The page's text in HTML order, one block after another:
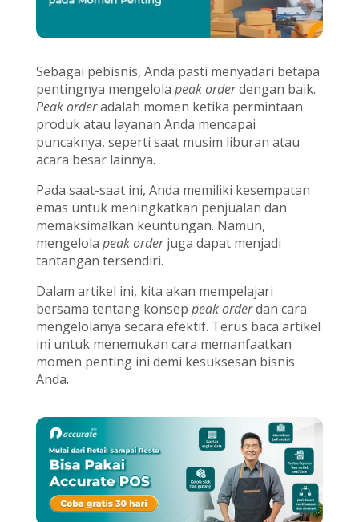
Sebagai pebisnis, Anda pasti menyadari betapa
pentingnya mengelola peak orderdengan baik.
Peak orderadalah momen ketika permintaan
produk atau layanan Anda mencapai
puncaknya, seperti saat musim liburan atau
acara besar lainnya.
Pada saat-saat ini, Anda memiliki kesempatan
emas untuk meningkatkan penjualan dan
memaksimalkan keuntungan. Namun,
mengelola peak orderjuga dapat menjadi
tantangan tersendiri.
Dalam artikel ini, kita akan mempelajari
bersama tentang konsep peak orderdan cara
mengelolanya secara efektif. Terus baca artikel
ini untuk menemukan cara memanfaatkan
momen penting ini demi kesuksesan bisnis
Anda.